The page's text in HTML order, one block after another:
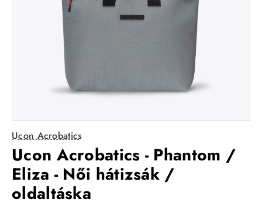
Ucon Acrobatics
Ucon Acrobatics - Phantom /
Eliza - Női hátizsák /
oldaltáska